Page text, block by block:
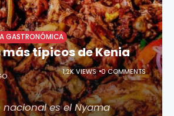
GASTRONÓMICA
más típicos de Kenia
1,2K VIEWS 0 COMMENTS
nacional es el Nyama